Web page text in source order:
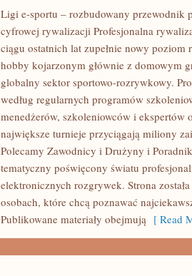
Ligi e-sportu – rozbudowany przewodnik
cyfrowej rywalizacji Profesjonalna
ciągu ostatnich lat zupełnie nowy poziom
hobby kojarzonym głównie z domowym
globalny sektor sportowo-rozrywkowy.
według regularnych programów
menedżerów, szkoleniowców i ekspertów
największe turnieje przyciągają miliony
Polecamy Zawodnicy i Drużyny i
tematyczny poświęcony światu
elektronicznych rozgrywek. Strona
osobach, które chcą poznawać
Publikowane materiały obejmują [ Read